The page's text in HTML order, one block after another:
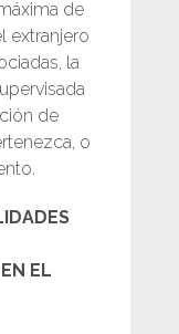
de
extranjero
la
de
o
EL